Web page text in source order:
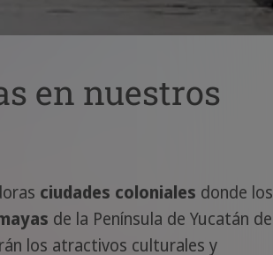
en nuestros
ciudades coloniales donde los
de la Península de Yucatán de
los atractivos culturales y